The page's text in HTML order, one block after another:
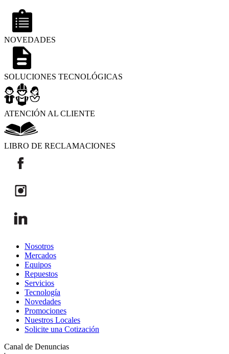
NOVEDADES
SOLUCIONES TECNOLÓGICAS
ATENCIÓN AL CLIENTE
LIBRO DE RECLAMACIONES
Nosotros
Mercados
Equipos
Repuestos
Servicios
Tecnología
Novedades
Promociones
Nuestros Locales
Solicite una Cotización
Canal de Denuncias